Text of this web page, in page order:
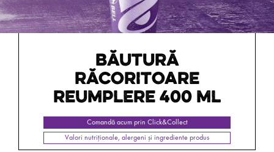
BĂUTURĂ
RĂCORITOARE
REUMPLERE 400 ML
Comandă acum prin Click&Collect
Valori nutriționale, alergeni și ingrediente produs